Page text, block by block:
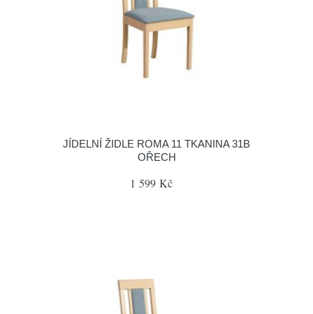
JÍDELNÍ ŽIDLE ROMA 11 TKANINA 31B
OŘECH
1 599 Kč